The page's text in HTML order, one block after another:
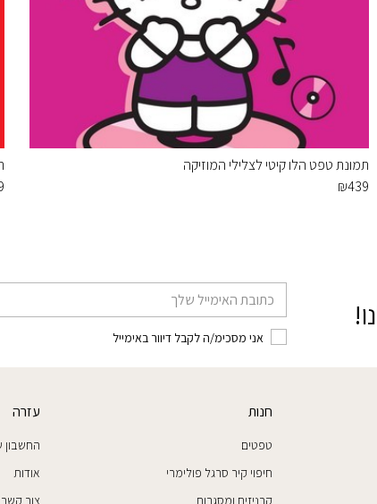
תמונת טפט הלו קיטי לצלילי המוזיקה
₪439
אני מסכימ/ה לקבל דיוור באימייל
חנות
טפטים
חיפוי קיר סרגל פולימרי
קרניזים ומסגרות
עזרה
החשבון
אודות
צור קשר